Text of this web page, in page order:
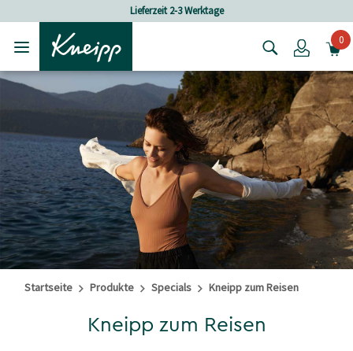
Versandkostenfrei ab 80 CHF Bestellwert
Login0
Startseite Produkte Specials Kneipp zum Reisen
Kneipp zum Reisen